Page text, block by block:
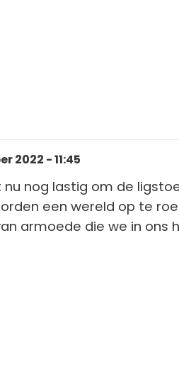
2022 - 11:45
nog lastig om de
een wereld op te
armoede die we in ons